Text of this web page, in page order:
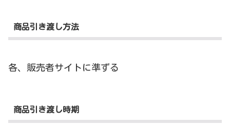
商品引き渡し方法
各、販売者サイトに準ずる
商品引き渡し時期